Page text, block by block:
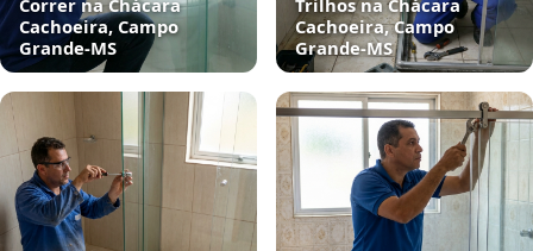
Correr na Chácara
Cachoeira, Campo
Grande‑MS
Trilhos na Chácara
Cachoeira, Campo
Grande‑MS